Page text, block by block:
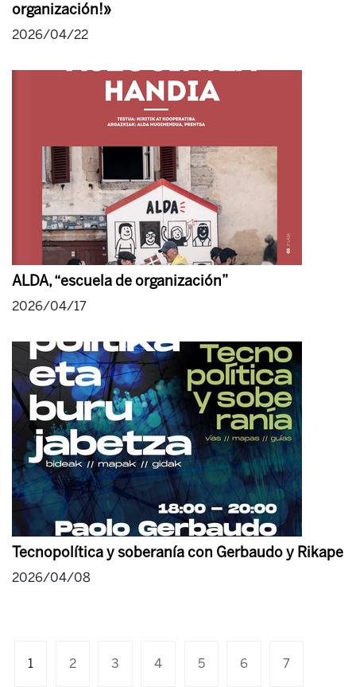
organización!»
2026/04/22
ALDA, “escuela de organización”
2026/04/17
Tecnopolítica y soberanía con Gerbaudo y Rikape
2026/04/08
1 2 3 4 5 6 7